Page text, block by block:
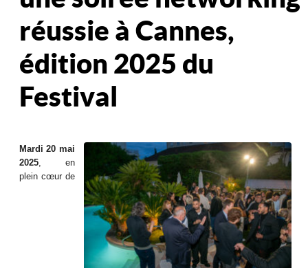
réussie à Cannes,
édition 2025 du
Festival
Mardi 20 mai
2025, en
plein cœur de